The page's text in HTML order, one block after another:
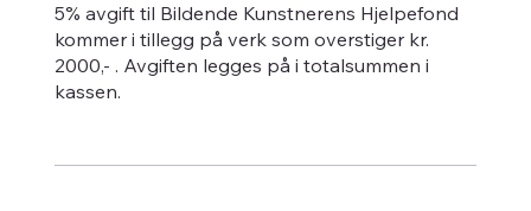
5% avgift til Bildende Kunstnerens Hjelpefond
kommer i tillegg på verk som overstiger kr.
2000,- . Avgiften legges på i totalsummen i
kassen.